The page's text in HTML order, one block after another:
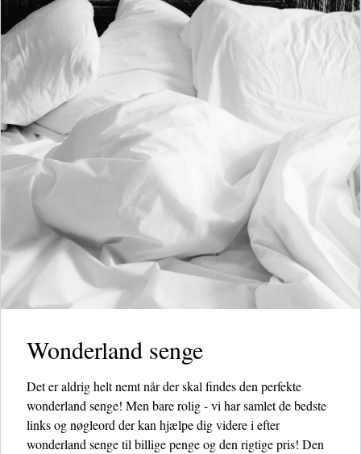
Wonderland senge
Det er aldrig helt nemt når der skal findes den perfekte
wonderland senge! Men bare rolig - vi har samlet de bedste
links og nøgleord der kan hjælpe dig videre i efter
wonderland senge til billige penge og den rigtige pris! Den